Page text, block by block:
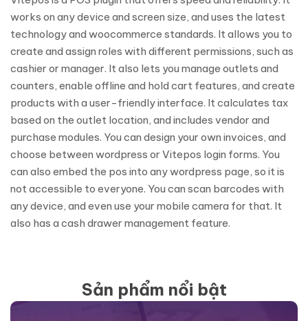
works on any device and screen size, and uses the latest
technology and woocommerce standards. It allows you to
create and assign roles with different permissions, such as
cashier or manager. It also lets you manage outlets and
counters, enable offline and hold cart features, and create
products with a user-friendly interface. It calculates tax
based on the outlet location, and includes vendor and
purchase modules. You can design your own invoices, and
choose between wordpress or Vitepos login forms. You
can also embed the pos into any wordpress page, so it is
not accessible to everyone. You can scan barcodes with
any device, and even use your mobile camera for that. It
also has a cash drawer management feature.
Sản phẩm nổi bật